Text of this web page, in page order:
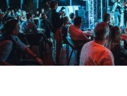
FÜR JEDEN
Ben Hyven bringt nicht nur Magie,
verbindet – von Tirol bis in den